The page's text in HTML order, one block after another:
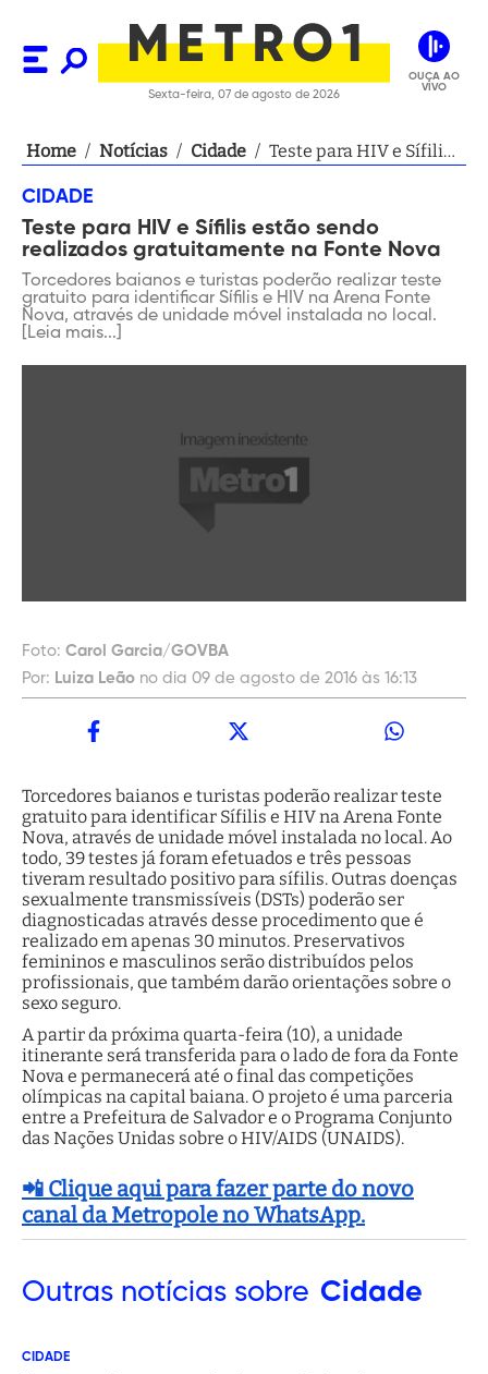
Sexta-feira, 07 de agosto de 2026
OUÇA AO
VIVO
Home / Notícias / Cidade / Teste para HIV e Sífilis
Nova
CIDADE
Teste para HIV e Sífilis estão sendo
realizados gratuitamente na Fonte Nova
Torcedores baianos e turistas poderão realizar teste
gratuito para identificar Sífilis e HIV na Arena Fonte
Nova, através de unidade móvel instalada no local.
[Leia mais...]
Foto: Carol Garcia/GOVBA
Por: Luiza Leão no dia 09 de agosto de 2016 às 16:13
Torcedores baianos e turistas poderão realizar teste
gratuito para identificar Sífilis e HIV na Arena Fonte
Nova, através de unidade móvel instalada no local. Ao
todo, 39 testes já foram efetuados e três pessoas
tiveram resultado positivo para sífilis. Outras doenças
sexualmente transmissíveis (DSTs) poderão ser
diagnosticadas através desse procedimento que é
realizado em apenas 30 minutos. Preservativos
femininos e masculinos serão distribuídos pelos
profissionais, que também darão orientações sobre o
sexo seguro.
A partir da próxima quarta-feira (10), a unidade
itinerante será transferida para o lado de fora da Fonte
Nova e permanecerá até o final das competições
olímpicas na capital baiana. O projeto é uma parceria
entre a Prefeitura de Salvador e o Programa Conjunto
das Nações Unidas sobre o HIV/AIDS (UNAIDS).
📲 Clique aqui para fazer parte do novo
canal da Metropole no WhatsApp.
Outras notícias sobre Cidade
CIDADE